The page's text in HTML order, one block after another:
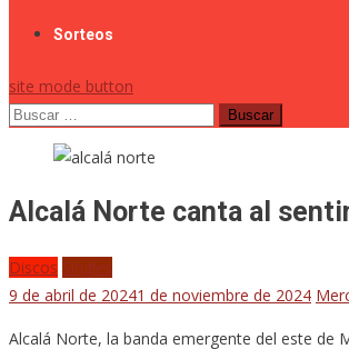
Sorteos
site mode button
Buscar:
Alcalá Norte canta al
Discos Singles
9 de abril de 20241 de noviembre de 2024
Alcalá Norte, la banda emergente del este de